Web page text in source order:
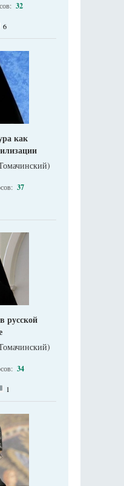
32
6
как
37
русской
34
1